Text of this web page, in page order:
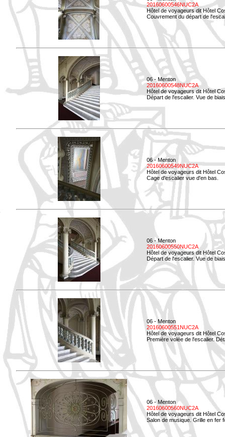
20160600546NUC2A
Hôtel de voyageurs dit Hôtel
Couvrement du départ de
06 - Menton
20160600548NUC2A
Hôtel de voyageurs dit Hôtel
Départ de l'escalier. Vue de
06 - Menton
20160600549NUC2A
Hôtel de voyageurs dit Hôtel
Cage d'escalier vue d'en bas.
06 - Menton
20160600550NUC2A
Hôtel de voyageurs dit Hôtel
Départ de l'escalier. Vue de
06 - Menton
20160600551NUC2A
Hôtel de voyageurs dit Hôtel
Première volée de l'escalier.
06 - Menton
20160600560NUC2A
Hôtel de voyageurs dit Hôtel
Salon de musique. Grille en fer